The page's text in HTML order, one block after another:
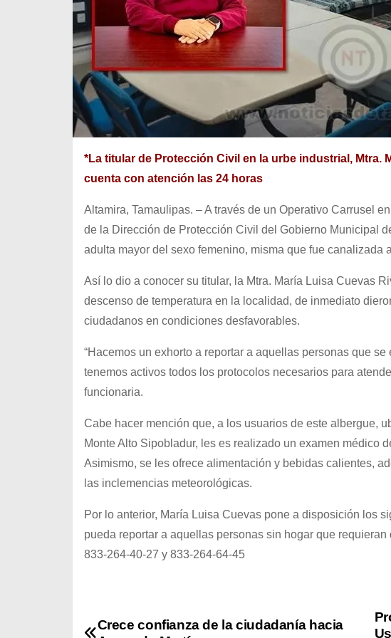
*La titular de Protección Civil en la urbe industrial, Mtra.
cuenta con atención las 24 horas
Altamira, Tamaulipas. – A través de un Operativo Carrusel
de la Dirección de Protección Civil del Gobierno Municipal
adulta mayor del sexo femenino, misma que fue canalizada
Así lo dio a conocer su titular, la Mtra. María Luisa Cuevas
descenso de temperatura en la localidad, de inmediato
ciudadanos en condiciones desfavorables.
“Hacemos un exhorto a reportar a aquellas personas que
tenemos activos todos los protocolos necesarios para
funcionaria.
Cabe hacer mención que, a los usuarios de este albergue,
Monte Alto Sipobladur, les es realizado un examen médico
Asimismo, se les ofrece alimentación y bebidas calientes,
las inclemencias meteorológicas.
Por lo anterior, María Luisa Cuevas pone a disposición los
pueda reportar a aquellas personas sin hogar que
833-264-40-27 y 833-264-64-45
NCrece confianza de la ciudadanía hacia